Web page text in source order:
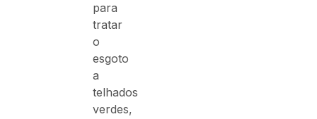
para
tratar
o
esgoto
a
telhados
verdes,